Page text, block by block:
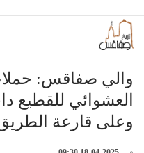
والي صفاقس:
العشوائي للقطيع
وعلى قارعة